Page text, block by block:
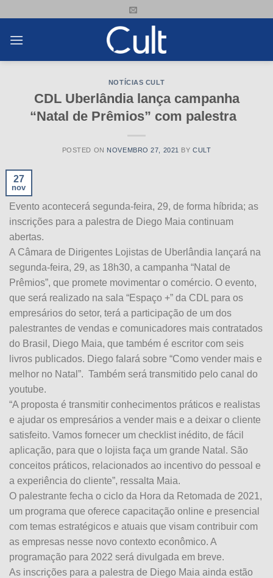
content
NOTÍCIAS CULT
CDL Uberlândia lança campanha
“Natal de Prêmios” com palestra
POSTED ON NOVEMBRO 27, 2021 BYCULT
27
nov
Evento acontecerá segunda-feira, 29, de forma híbrida; as
inscrições para a palestra de Diego Maia continuam
abertas.
A Câmara de Dirigentes Lojistas de Uberlândia lançará na
segunda-feira, 29, as 18h30, a campanha “Natal de
Prêmios”, que promete movimentar o comércio. O evento,
que será realizado na sala “Espaço +” da CDL para os
empresários do setor, terá a participação de um dos
palestrantes de vendas e comunicadores mais contratados
do Brasil, Diego Maia, que também é escritor com seis
livros publicados. Diego falará sobre “Como vender mais e
melhor no Natal”. Também será transmitido pelo canal do
youtube.
“A proposta é transmitir conhecimentos práticos e realistas
e ajudar os empresários a vender mais e a deixar o cliente
satisfeito. Vamos fornecer um checklist inédito, de fácil
aplicação, para que o lojista faça um grande Natal. São
conceitos práticos, relacionados ao incentivo do pessoal e
a experiência do cliente”, ressalta Maia.
O palestrante fecha o ciclo da Hora da Retomada de 2021,
um programa que oferece capacitação online e presencial
com temas estratégicos e atuais que visam contribuir com
as empresas nesse novo contexto econômico. A
programação para 2022 será divulgada em breve.
As inscrições para a palestra de Diego Maia ainda estão